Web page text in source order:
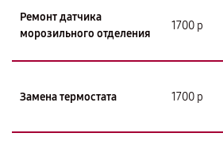
Ремонт датчика
морозильного отделения
1700 р
Замена термостата 1700 р